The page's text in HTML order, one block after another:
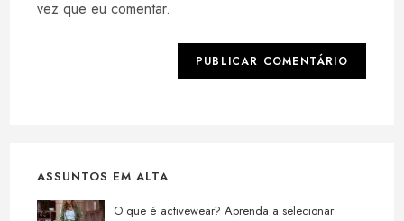
comentar
site
vez que eu comentar.
ASSUNTOS EM ALTA
O que é activewear? Aprenda a selecionar